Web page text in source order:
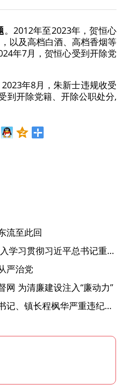
。2012年至2023年，贺恒心
以及高档白酒、高档香烟等
年7月，贺恒心受到开除党
年8月，朱新士违规收受
到开除党籍、开除公职处分,
流至此回
省委常委会会议强调 深入学习贯彻习近平总书记重要讲话精神 以高质量党建引领高质量发展 梁言顺主持并讲话
严治党
网 为清廉建设注入“廉动力”
绩溪县长安镇原党委副书记、镇长程枫华严重违纪违法被开除党籍和公职